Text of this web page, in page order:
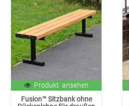
Produkt ansehen
Fusion™ Sitzbank ohne